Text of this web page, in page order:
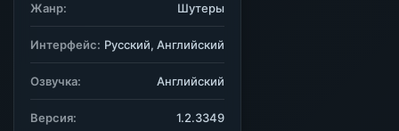
Жанр: Шутеры
Интерфейс: Русский, Английский
Озвучка: Английский
Версия: 1.2.3349